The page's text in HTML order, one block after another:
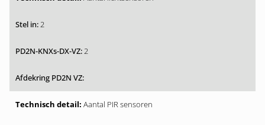
2
2
Aantal PIR sensoren